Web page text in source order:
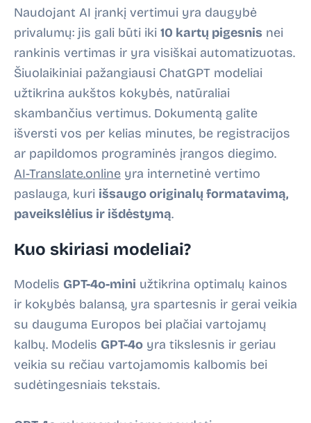
Naudojant AI įrankį vertimui yra daugybė
privalumų: jis gali būti iki 10 kartų pigesnis nei
rankinis vertimas ir yra visiškai automatizuotas.
Šiuolaikiniai pažangiausi ChatGPT modeliai
užtikrina aukštos kokybės, natūraliai
skambančius vertimus. Dokumentą galite
išversti vos per kelias minutes, be registracijos
ar papildomos programinės įrangos diegimo.
AI-Translate.online yra internetinė vertimo
paslauga, kuri išsaugo originalų formatavimą,
paveikslėlius ir išdėstymą.
Kuo skiriasi modeliai?
Modelis GPT-4o-mini užtikrina optimalų kainos
ir kokybės balansą, yra spartesnis ir gerai veikia
su dauguma Europos bei plačiai vartojamų
kalbų. Modelis GPT-4o yra tikslesnis ir geriau
veikia su rečiau vartojamomis kalbomis bei
sudėtingesniais tekstais.